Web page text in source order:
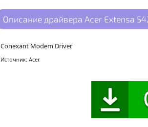
Описание драйвера Acer Extensa
Conexant Modem Driver
Источник: Acer